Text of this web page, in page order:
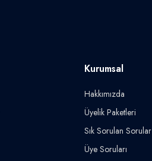
Kurumsal
Hakkımızda
Üyelik Paketleri
Sık Sorulan Sorular
Üye Soruları